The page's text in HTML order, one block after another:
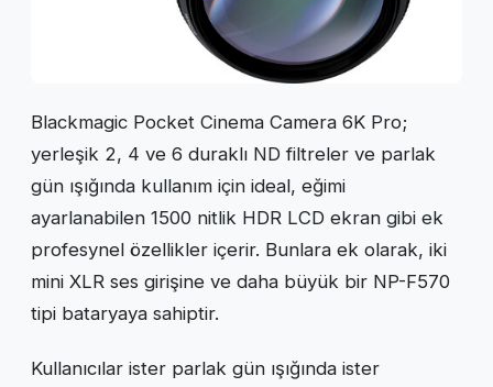
Blackmagic Pocket Cinema Camera 6K Pro;
yerleşik 2, 4 ve 6 duraklı ND filtreler ve parlak
gün ışığında kullanım için ideal, eğimi
ayarlanabilen 1500 nitlik HDR LCD ekran gibi ek
profesynel özellikler içerir. Bunlara ek olarak, iki
mini XLR ses girişine ve daha büyük bir NP-F570
tipi bataryaya sahiptir.
Kullanıcılar ister parlak gün ışığında ister